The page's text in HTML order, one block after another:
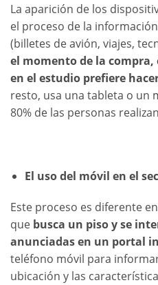
La aparición de los
el proceso de la
(billetes de avión, viajes,
el momento de la compra,
en el estudio prefiere
resto, usa una tableta o un
80% de las personas
El uso del móvil en el
Este proceso es diferente
que busca un piso y se
anunciadas en un portal
teléfono móvil para
ubicación y las